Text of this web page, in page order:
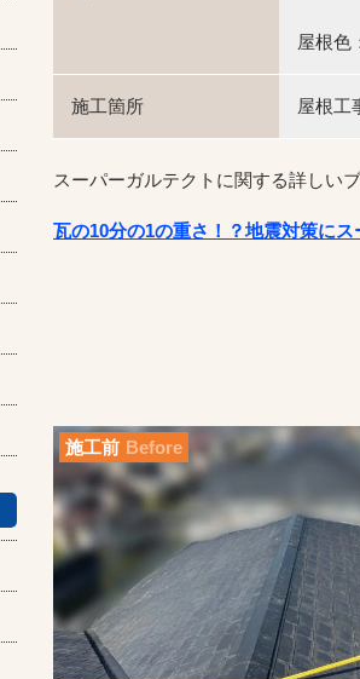
ス
屋根色
施工箇所 屋根工
スーパーガルテクトに関する詳し
瓦の10分の1の重さ！？地震対策に
施工前 Before